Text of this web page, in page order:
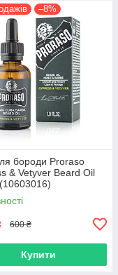
–8%
бороди Proraso
& Vetyver Beard Oil
600 ₴
Купити